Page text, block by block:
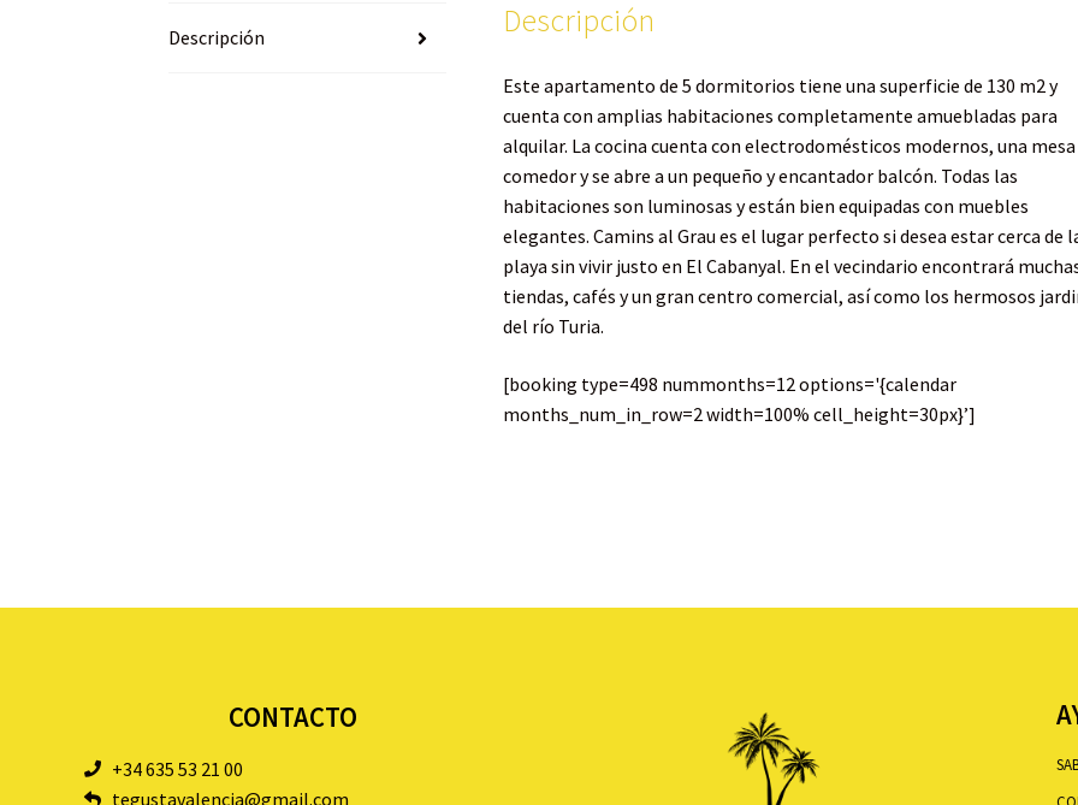
Descripción Descripción
Este apartamento de 5 dormitorios tiene una superficie de 130 m2 y
cuenta con amplias habitaciones completamente amuebladas para
alquilar. La cocina cuenta con electrodomésticos modernos, una mesa
comedor y se abre a un pequeño y encantador balcón. Todas las
habitaciones son luminosas y están bien equipadas con muebles
elegantes. Camins al Grau es el lugar perfecto si desea estar cerca de
playa sin vivir justo en El Cabanyal. En el vecindario encontrará
tiendas, cafés y un gran centro comercial, así como los hermosos
del río Turia.
[booking type=498 nummonths=12 options='{calendar
months_num_in_row=2 width=100% cell_height=30px}’]
CONTACTO
+34 635 53 21 00
tegustavalencia@gmail.com